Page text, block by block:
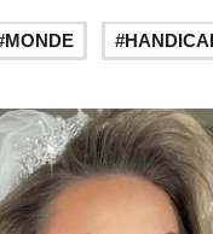
MONDE